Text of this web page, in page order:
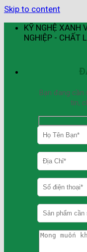
Skip to content
KỸ NGHỆ XANH
NGHIỆP - CHẤT
Bạn đang cần
tin,